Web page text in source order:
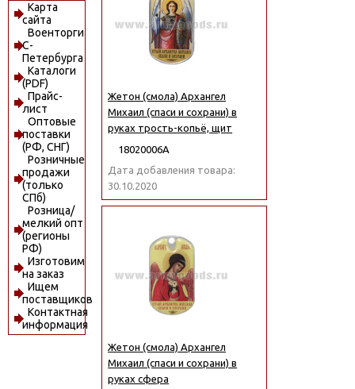
Карта
сайта
Военторги
С-
Петербурга
Каталоги
(PDF)
Прайс-
лист
Оптовые
поставки
(РФ, СНГ)
Розничные
продажи
(только
СПб)
Розница/
мелкий опт
(регионы
РФ)
Изготовим
на заказ
Ищем
поставщиков
Контактная
информация
Жетон (смола) Архангел
Михаил (спаси и сохрани) в
руках трость-копьё, щит
18020006А
Дата добавления товара:
30.10.2020
Жетон (смола) Архангел
Михаил (спаси и сохрани) в
руках сфера